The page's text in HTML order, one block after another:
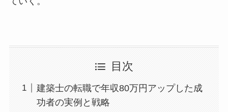
目次
建築士の転職で年収80万円アップした成
功者の実例と戦略